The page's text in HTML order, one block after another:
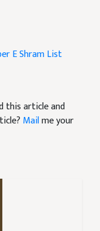
E Shram List
this article and
Mailme your